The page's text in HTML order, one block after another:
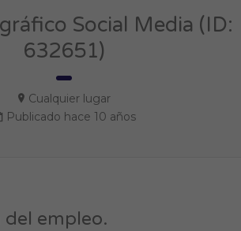
Social Media (ID:
632651)
Cualquier lugar
Publicado hace 10 años
del empleo.